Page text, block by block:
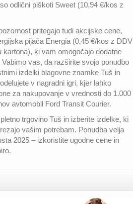
odlični piškoti Sweet (10,94 €/kos z
pritegajo tudi akcijske cene,
pijača Energia (0,45 €/kos z DDV
kartona), ki vam omogočajo dodatne
Vabimo vas, da razširite svojo ponudbo
izdelki blagovne znamke Tuš in
v nagradni igri, kjer lahko
za nakupovanje v vrednosti do 1.000
avtomobil Ford Transit Courier.
trgovino Tuš in izberite izdelke, ki
vašim potrebam. Ponudba velja
2025 – izkoristite ugodne cene in